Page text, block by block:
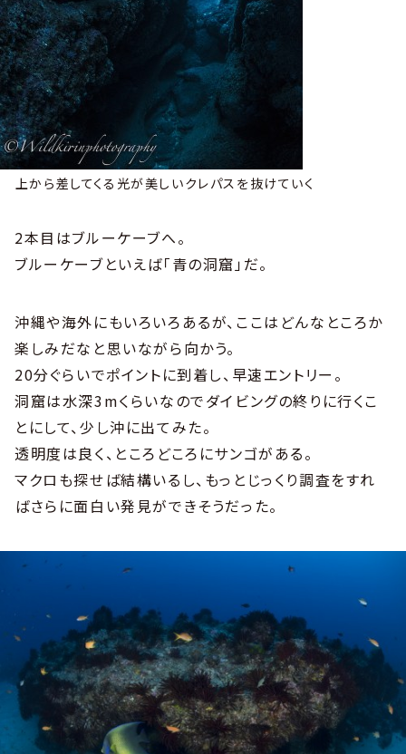
上から差してくる光が美しいクレパスを抜けていく
2本目はブルーケーブへ。
ブルーケーブといえば「青の洞窟」だ。
沖縄や海外にもいろいろあるが、ここはどんなところか
楽しみだなと思いながら向かう。
20分ぐらいでポイントに到着し、早速エントリー。
洞窟は水深3mくらいなのでダイビングの終りに行くこ
とにして、少し沖に出てみた。
透明度は良く、ところどころにサンゴがある。
マクロも探せば結構いるし、もっとじっくり調査をすれ
ばさらに面白い発見ができそうだった。